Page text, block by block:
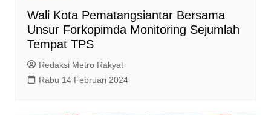
Wali Kota Pematangsiantar Bersama
Unsur Forkopimda Monitoring Sejumlah
Tempat TPS
Redaksi Metro Rakyat
Rabu 14 Februari 2024